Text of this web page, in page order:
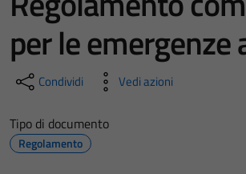
per le
Condividi Vedi azioni
Tipo di documento
Regolamento